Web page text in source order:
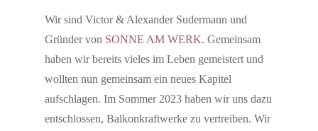
Wir sind Victor & Alexander Sudermann und
Gründer von SONNE AM WERK. Gemeinsam
haben wir bereits vieles im Leben gemeistert und
wollten nun gemeinsam ein neues Kapitel
aufschlagen. Im Sommer 2023 haben wir uns dazu
entschlossen, Balkonkraftwerke zu vertreiben. Wir